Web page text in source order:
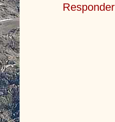
Responder